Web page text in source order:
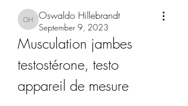
Oswaldo Hillebrandt
Oswaldo Hillebrandt
September 9, 2023
Musculation jambes
testostérone, testo
appareil de mesure